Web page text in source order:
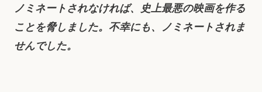
ノミネートされなければ、史上最悪の映画を作る
ことを脅しました。不幸にも、ノミネートされま
せんでした。